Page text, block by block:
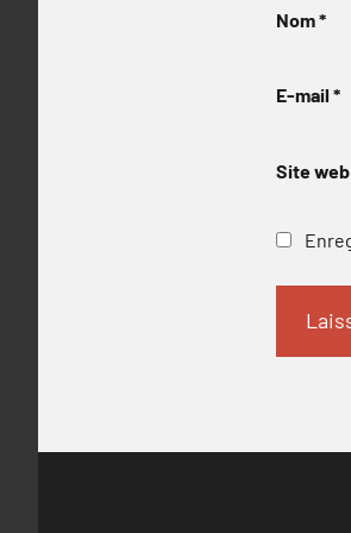
Nom*
E-mail *
Site web